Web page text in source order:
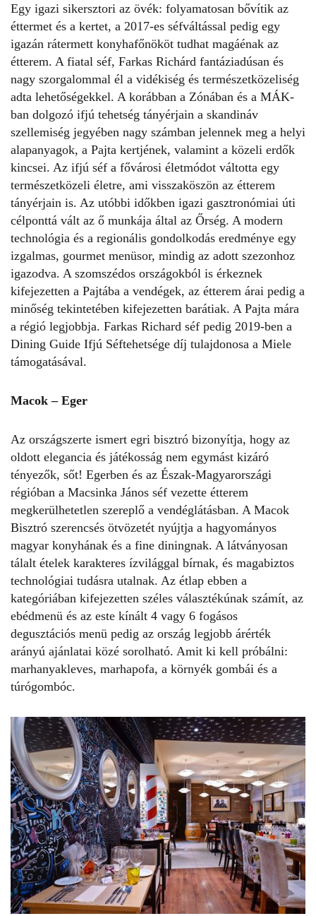
Egy igazi sikersztori az övék: folyamatosan bővítik az
éttermet és a kertet, a 2017-­es séfváltással pedig egy
igazán rátermett konyhafőnököt tudhat magáénak az
étterem. A fiatal séf, Farkas Richárd fantáziadúsan és
nagy szorgalommal él a vidékiség és természetközeliség
adta lehetőségekkel. A korábban a Zónában és a MÁK­
ban dolgozó ifjú tehetség tányérjain a skandináv
szellemiség jegyében nagy számban jelennek meg a helyi
alapanyagok, a Pajta kertjének, valamint a közeli erdők
kincsei. Az ifjú séf a fővárosi életmódot váltotta egy
természetközeli életre, ami visszaköszön az étterem
tányérjain is. Az utóbbi időkben igazi gasztronómiai úti
célponttá vált az ő munkája által az Őrség. A modern
technológia és a regionális gondolkodás eredménye egy
izgalmas, gourmet menüsor, mindig az adott szezonhoz
igazodva. A szomszédos országokból is érkeznek
kifejezetten a Pajtába a vendégek, az étterem árai pedig a
minőség tekintetében kifejezetten barátiak. A Pajta mára
a régió legjobbja. Farkas Richard séf pedig 2019-­ben a
Dining Guide Ifjú Séftehetsége díj tulajdonosa a Miele
támogatásával.
Macok – Eger
Az országszerte ismert egri bisztró bizonyítja, hogy az
oldott elegancia és játékosság nem egymást kizáró
tényezők, sőt! Egerben és az Észak­-Magyarországi
régióban a Macsinka János séf vezette étterem
megkerülhetetlen szereplő a vendéglátásban. A Macok
Bisztró szerencsés ötvözetét nyújtja a hagyományos
magyar konyhának és a fine diningnak. A látványosan
tálalt ételek karakteres ízvilággal bírnak, és magabiztos
technológiai tudásra utalnak. Az étlap ebben a
kategóriában kifejezetten széles választékúnak számít, az
ebédmenü és az este kínált 4 vagy 6 fogásos
degusztációs menü pedig az ország legjobb ár­érték
arányú ajánlatai közé sorolható. Amit ki kell próbálni:
marhanyakleves, marhapofa, a környék gombái és a
túrógombóc.